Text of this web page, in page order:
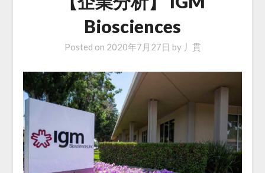
Biosciences
Posted on 2020年7月27日 by 丿貫